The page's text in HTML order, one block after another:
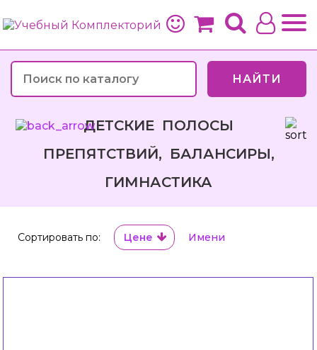
НАЙТИ
ДЕТСКИЕ ПОЛОСЫ
ПРЕПЯТСТВИЙ, БАЛАНСИРЫ,
ГИМНАСТИКА
Сортировать по: Цене Имени